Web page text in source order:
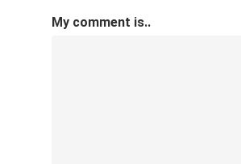
My comment is..